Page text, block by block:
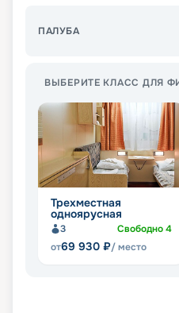
ПАЛУБА
ВЫБЕРИТЕ КЛАСС ДЛЯ
Трехместная
одноярусная
3 Свободно4
от69 930 ₽/ место